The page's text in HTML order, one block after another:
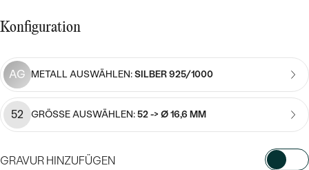
MIT LAB GROWN DIAMANT
MIT MOISSANIT
MIT FARBIGEN DIAMANTEN
MIT SCHWARZEN DIAMANTEN
GOLD
SILBER
PLATIN
NACH STEIN
DIAMANTSCHMUCK
NACH PREIS
PREISWERTE
LUXURIÖSE
NACH EDELSTEIN
MIT DIAMANT
MIT EDELSTEIN
PERLENKETTEN
NACH PREIS
MIT EDELSTEIN
PERLENRINGE
NACH PREIS
Konfiguration
AG METALL AUSWÄHLEN:SILBER 925/1000
52 GRÖSSE AUSWÄHLEN:52 -> Ø 16,6 MM
GRAVUR HINZUFÜGEN